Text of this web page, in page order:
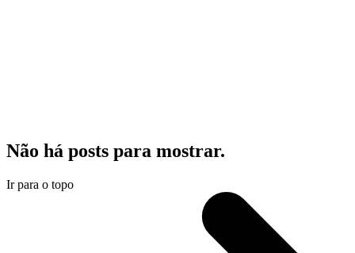
Não há posts para mostrar.
Ir para o topo